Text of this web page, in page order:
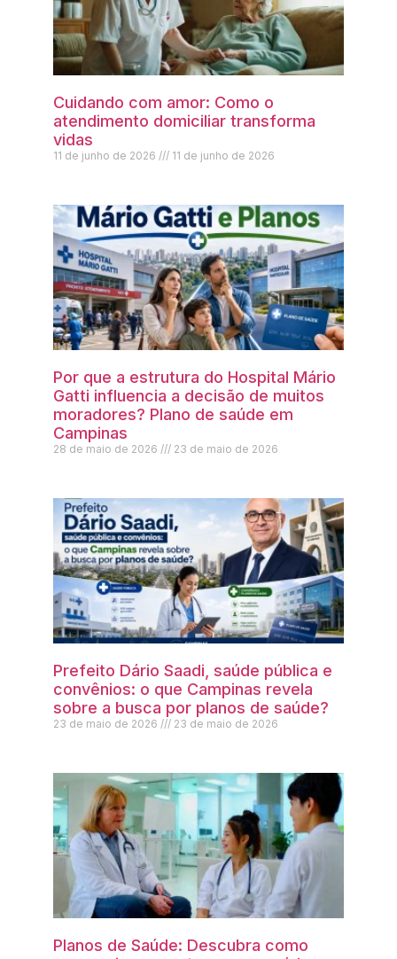
Cuidando com amor: Como o
atendimento domiciliar transforma
vidas
11 de junho de 2026 11 de junho de 2026
Por que a estrutura do Hospital Mário
Gatti influencia a decisão de muitos
moradores? Plano de saúde em
Campinas
28 de maio de 2026 23 de maio de 2026
Prefeito Dário Saadi, saúde pública e
convênios: o que Campinas revela
sobre a busca por planos de saúde?
23 de maio de 2026 23 de maio de 2026
Planos de Saúde: Descubra como